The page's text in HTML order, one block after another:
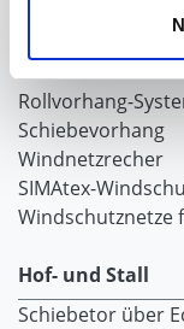
Windschutznetz
Windschutznetz
Rollvorhang-
Schiebevorhang
Windnetzrecher
SIMAtex-
Windschutznetze
Hof- und Stall
Schiebetor über